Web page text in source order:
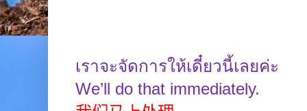
เราจะจัดการให้เดี๋ยวนี้เลยค่ะ
We’ll do that immediately.